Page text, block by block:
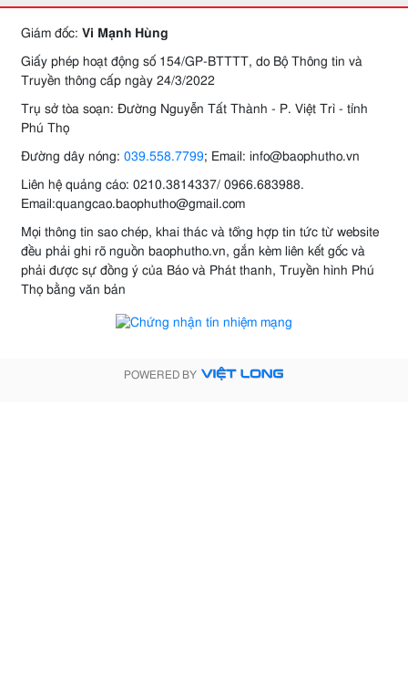
Giám đốc: Vi Mạnh Hùng
Giấy phép hoạt động số 154/GP-BTTTT, do Bộ Thông tin và
Truyền thông cấp ngày 24/3/2022
Trụ sở tòa soạn: Đường Nguyễn Tất Thành - P. Việt Trì - tỉnh
Phú Thọ
Đường dây nóng: 039.558.7799; Email: info@baophutho.vn
Liên hệ quảng cáo: 0210.3814337/ 0966.683988.
Email:quangcao.baophutho@gmail.com
Mọi thông tin sao chép, khai thác và tổng hợp tin tức từ website
đều phải ghi rõ nguồn baophutho.vn, gắn kèm liên kết gốc và
phải được sự đồng ý của Báo và Phát thanh, Truyền hình Phú
Thọ bằng văn bản
POWERED BY